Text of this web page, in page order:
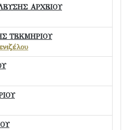
ΑΡΧΕΙΟΥ
ΤΕΚΜΗΡΙΟΥ